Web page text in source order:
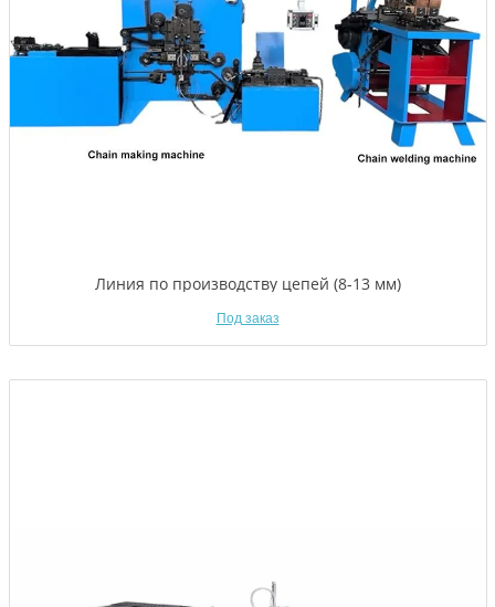
Линия по производству цепей (8-13 мм)
Под заказ